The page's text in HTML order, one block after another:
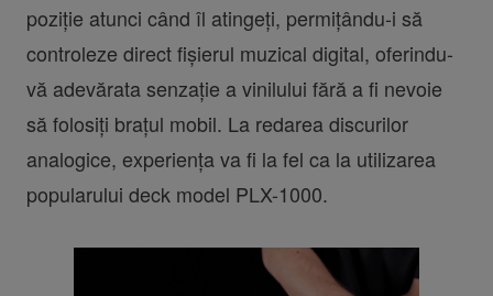
poziție atunci când îl atingeți, permițându-i să
controleze direct fișierul muzical digital, oferindu-
vă adevărata senzație a vinilului fără a fi nevoie
să folosiți brațul mobil. La redarea discurilor
analogice, experiența va fi la fel ca la utilizarea
popularului deck model PLX-1000.